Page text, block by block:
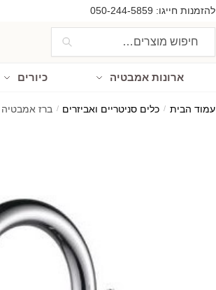
להזמנות חייגו: 050-244-5859
חיפוש
ארונות אמבטיה כיורים
עמוד הבית / כלים סניטריים ואביזרים / ברז אמבטיה גבוה